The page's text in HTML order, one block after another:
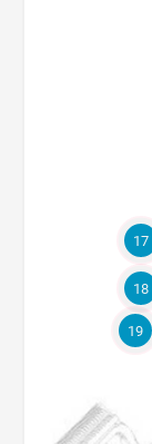
18
19
17